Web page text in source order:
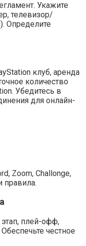
Укажите
телевизор/
Определите
клуб, аренда
количество
Убедитесь в
для онлайн-
Zoom, Challonge,
правила.
этап, плей-офф,
честное